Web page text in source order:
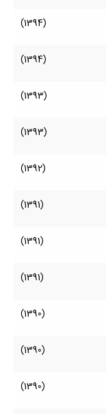
(1394)
(1394)
(1393)
(1393)
(1392)
(1391)
(1391)
(1391)
(1390)
(1390)
(1390)